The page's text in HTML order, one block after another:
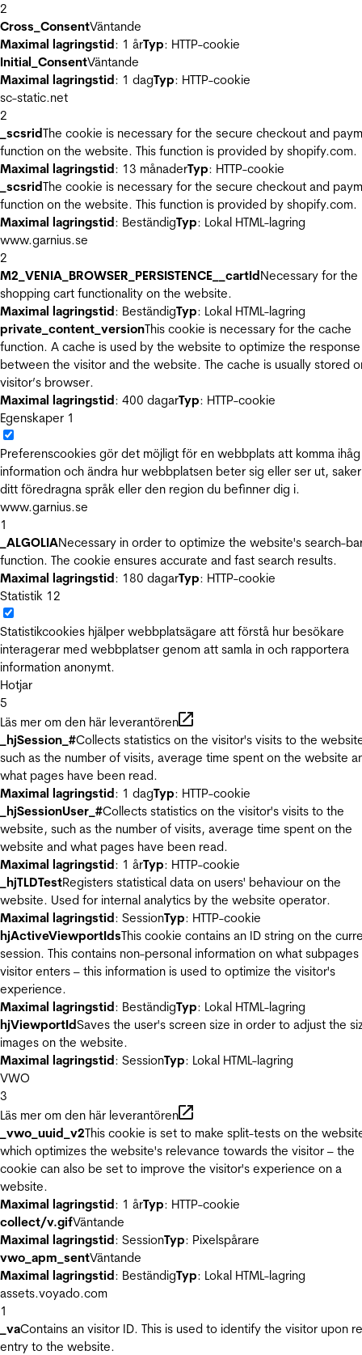
2
Cross_ConsentVäntande
Maximal lagringstid: 1 årTyp: HTTP-cookie
Initial_ConsentVäntande
Maximal lagringstid: 1 dagTyp: HTTP-cookie
sc-static.net
2
_scsridThe cookie is necessary for the secure checkout and
function on the website. This function is provided by shopify.com.
Maximal lagringstid: 13 månaderTyp: HTTP-cookie
_scsridThe cookie is necessary for the secure checkout and
function on the website. This function is provided by shopify.com.
Maximal lagringstid: BeständigTyp: Lokal HTML-lagring
www.garnius.se
2
M2_VENIA_BROWSER_PERSISTENCE__cartIdNecessary for the
shopping cart functionality on the website.
Maximal lagringstid: BeständigTyp: Lokal HTML-lagring
private_content_versionThis cookie is necessary for the cache
function. A cache is used by the website to optimize the
between the visitor and the website. The cache is usually stored
visitor’s browser.
Maximal lagringstid: 400 dagarTyp: HTTP-cookie
Egenskaper 1
Preferenscookies gör det möjligt för en webbplats att komma ihåg
information och ändra hur webbplatsen beter sig eller ser ut,
ditt föredragna språk eller den region du befinner dig i.
www.garnius.se
1
_ALGOLIANecessary in order to optimize the website's search-
function. The cookie ensures accurate and fast search results.
Maximal lagringstid: 180 dagarTyp: HTTP-cookie
Statistik 12
Statistikcookies hjälper webbplatsägare att förstå hur besökare
interagerar med webbplatser genom att samla in och rapportera
information anonymt.
Hotjar
5
Läs mer om den här leverantören
_hjSession_#Collects statistics on the visitor's visits to the
such as the number of visits, average time spent on the website
what pages have been read.
Maximal lagringstid: 1 dagTyp: HTTP-cookie
_hjSessionUser_#Collects statistics on the visitor's visits to the
website, such as the number of visits, average time spent on the
website and what pages have been read.
Maximal lagringstid: 1 årTyp: HTTP-cookie
_hjTLDTestRegisters statistical data on users' behaviour on the
website. Used for internal analytics by the website operator.
Maximal lagringstid: SessionTyp: HTTP-cookie
hjActiveViewportIdsThis cookie contains an ID string on the
session. This contains non-personal information on what
visitor enters – this information is used to optimize the visitor's
experience.
Maximal lagringstid: BeständigTyp: Lokal HTML-lagring
hjViewportIdSaves the user's screen size in order to adjust the
images on the website.
Maximal lagringstid: SessionTyp: Lokal HTML-lagring
VWO
3
Läs mer om den här leverantören
_vwo_uuid_v2This cookie is set to make split-tests on the
which optimizes the website's relevance towards the visitor – the
cookie can also be set to improve the visitor's experience on a
website.
Maximal lagringstid: 1 årTyp: HTTP-cookie
collect/v.gifVäntande
Maximal lagringstid: SessionTyp: Pixelspårare
vwo_apm_sentVäntande
Maximal lagringstid: BeständigTyp: Lokal HTML-lagring
assets.voyado.com
1
_vaContains an visitor ID. This is used to identify the visitor upon
entry to the website.